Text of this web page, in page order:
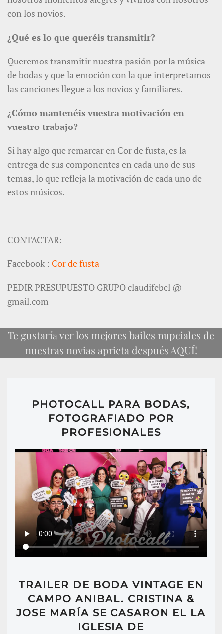
con los novios.
¿Qué es lo que queréis transmitir?
Queremos transmitir nuestra pasión por la música
de bodas y que la emoción con la que interpretamos
las canciones llegue a los novios y familiares.
¿Cómo mantenéis vuestra motivación en
vuestro trabajo?
Si hay algo que remarcar en Cor de fusta, es la
entrega de sus componentes en cada uno de sus
temas, lo que refleja la motivación de cada uno de
estos músicos.
CONTACTAR:
Facebook : Cor de fusta
PEDIR PRESUPUESTO GRUPO claudifebel @
gmail.com
Te gustaría ver los mejores bailes nupciales de
nuestras novias aprieta después AQUÍ!
PHOTOCALL PARA BODAS,
FOTOGRAFIADO POR
PROFESIONALES
TRAILER DE BODA VINTAGE EN
CAMPO ANIBAL. CRISTINA &
JOSE MARÍA SE CASARON EL LA
IGLESIA DE